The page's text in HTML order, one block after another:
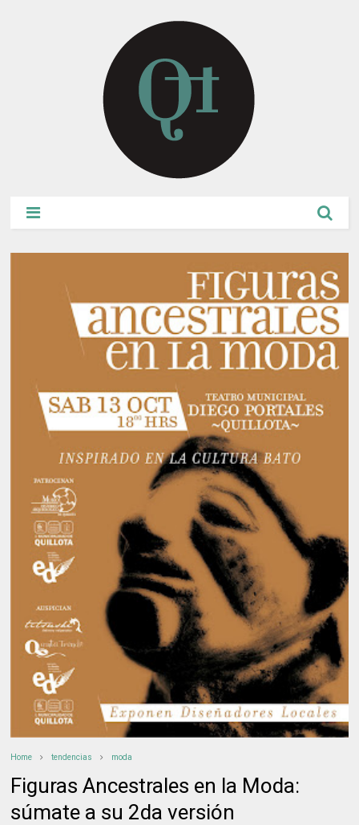
Home tendencias moda
Figuras Ancestrales en la Moda:
súmate a su 2da versión